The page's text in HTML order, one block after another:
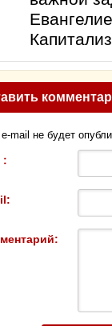
mail не будет
: